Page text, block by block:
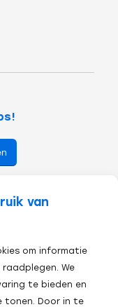
van
om informatie
We
te bieden en
tonen. Door in te